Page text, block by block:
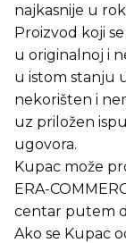
najkasnije u
Proizvod koji
u originalnoj i
u istom stanju
nekorišten i
uz priložen
ugovora.
Kupac može
ERA-
centar putem
Ako se Kupac